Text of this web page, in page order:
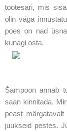
tootesari, mis
olin väga
poes on nad
kunagi osta.
Šampoon annab
saan kinnitada.
peast
juukseid pestes.